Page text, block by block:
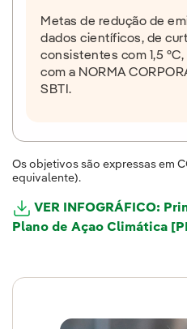
Metas de redução de
dados científicos, de
consistentes com 1,5
com a NORMA
SBTI.
Os objetivos são expressas em
equivalente).
VER INFOGRÁFICO:
Plano de Açao Climática